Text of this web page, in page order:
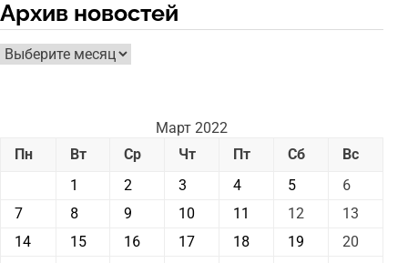
Архив новостей
Архив
новостей
Март 2022
Пн
Вт Ср Чт Пт Сб
Вс
1
2 3 4 5
6
7
8 9 10 11 12
13
14
15 16 17 18 19
20